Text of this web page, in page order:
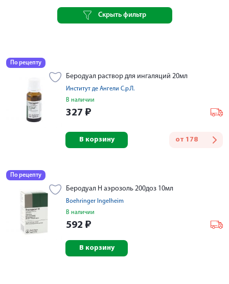
Скрыть фильтр
По рецепту
Беродуал раствор для ингаляций 20мл
Институт де Ангели С.р.Л.
В наличии
327 ₽
от 178
В корзину
По рецепту
Беродуал Н аэрозоль 200доз 10мл
Boehringer Ingelheim
В наличии
592 ₽
В корзину